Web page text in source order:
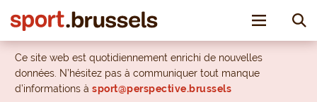
Toggle
Ce site web est quotidiennement enrichi de nouvelles
données. N’hésitez pas à communiquer tout manque
d’informations à sport@perspective.brussels